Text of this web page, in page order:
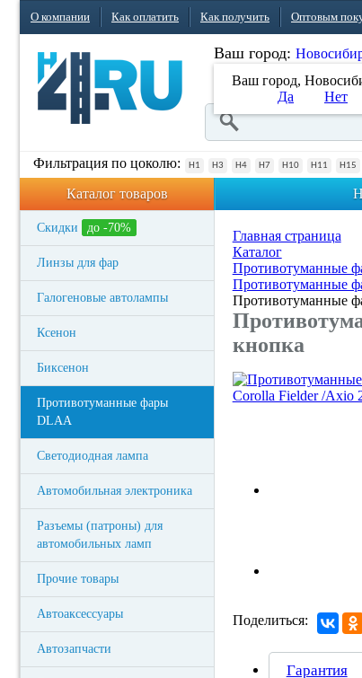
О компании Как оплатить Как получить Оптовым
Ваш город:
Ваш город,
Да
Нет
Фильтрация по цоколю: H1 H3 H4 H7 H10 H11 H15
Каталог товаров
Скидки до -70%
Линзы для фар
Галогеновые автолампы
Ксенон
Биксенон
Противотуманные фары
DLAA
Светодиодная лампа
Автомобильная электроника
Разъемы (патроны) для
автомобильных ламп
Прочие товары
Автоаксессуары
Автозапчасти
Главная страница
Каталог
Противотуманные
Противотуманные
Противотуманные
кнопка
Поделиться:
Гарантия